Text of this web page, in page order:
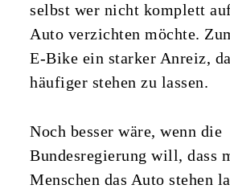
selbst wer nicht komplett
Auto verzichten möchte.
E-Bike ein starker Anreiz,
häufiger stehen zu lassen.
Noch besser wäre, wenn die
Bundesregierung will, dass
Menschen das Auto stehen